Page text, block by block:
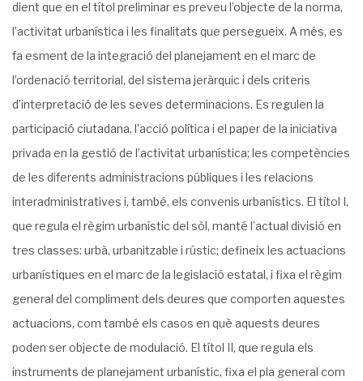
dient que en el títol preliminar es preveu l’objecte de la norma,
l’activitat urbanística i les finalitats que persegueix. A més, es
fa esment de la integració del planejament en el marc de
l’ordenació territorial, del sistema jeràrquic i dels criteris
d’interpretació de les seves determinacions. Es regulen la
participació ciutadana, l’acció política i el paper de la iniciativa
privada en la gestió de l’activitat urbanística; les competències
de les diferents administracions públiques i les relacions
interadministratives i, també, els convenis urbanístics. El títol I,
que regula el règim urbanístic del sòl, manté l’actual divisió en
tres classes: urbà, urbanitzable i rústic; defineix les actuacions
urbanístiques en el marc de la legislació estatal, i fixa el règim
general del compliment dels deures que comporten aquestes
actuacions, com també els casos en què aquests deures
poden ser objecte de modulació. El títol II, que regula els
instruments de planejament urbanístic, fixa el pla general com